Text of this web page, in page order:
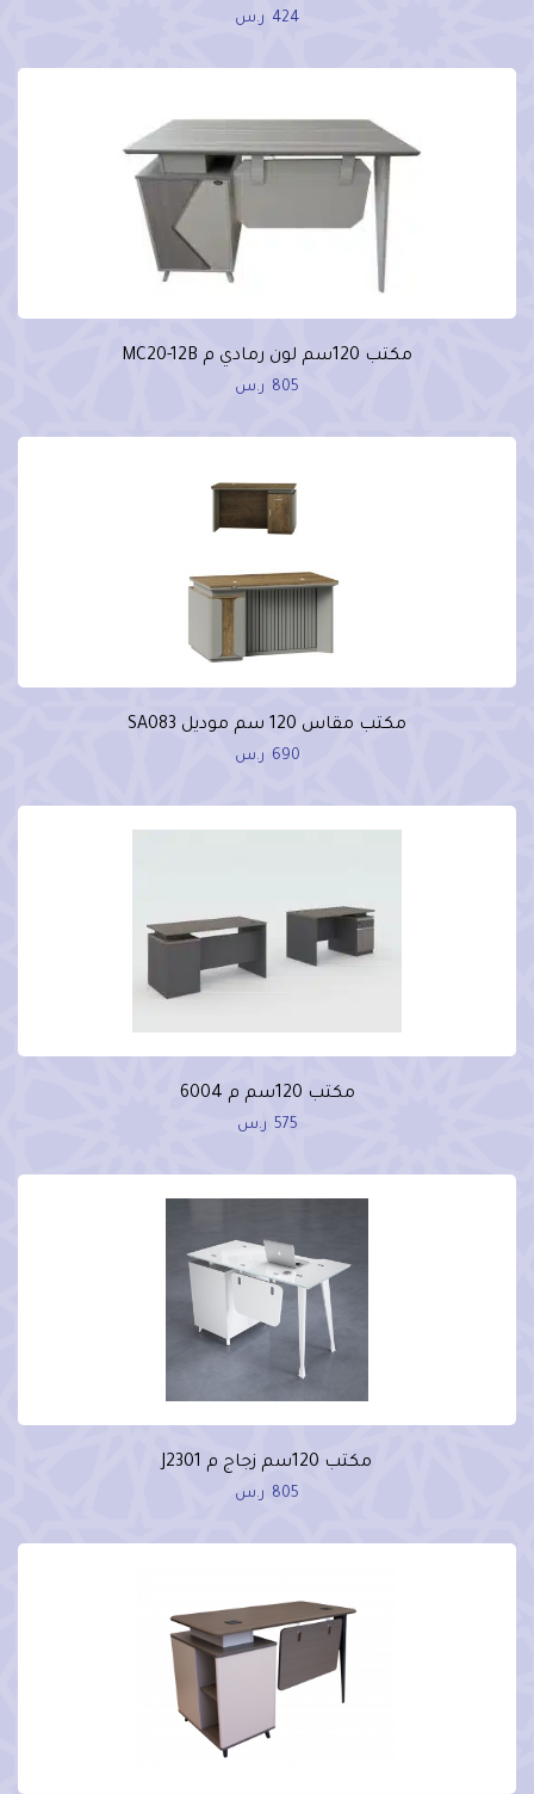
424 ر.س
مكتب 120سم لون رمادي م MC20-12B
805 ر.س
مكتب مقاس 120 سم موديل SA083
690 ر.س
مكتب 120سم م 6004
575 ر.س
مكتب 120سم زجاج م J2301
805 ر.س